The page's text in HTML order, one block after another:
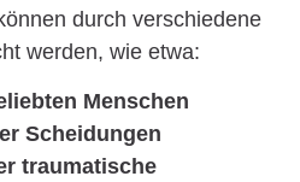
durch verschiedene
werden, wie etwa:
Menschen
Scheidungen
traumatische